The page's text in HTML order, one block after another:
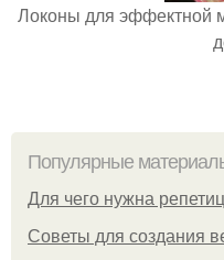
Локоны для эффектной
Популярные
Для чего нужна
Советы для создания